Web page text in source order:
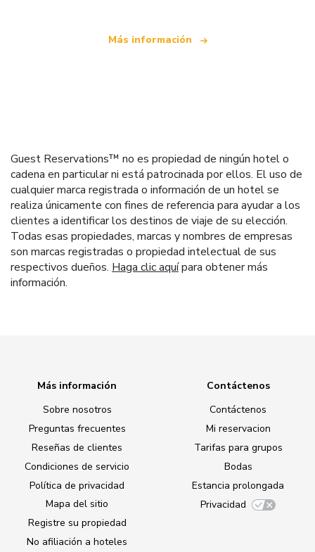
Más información
Guest Reservations™ no es propiedad de ningún hotel o
cadena en particular ni está patrocinada por ellos. El uso de
cualquier marca registrada o información de un hotel se
realiza únicamente con fines de referencia para ayudar a los
clientes a identificar los destinos de viaje de su elección.
Todas esas propiedades, marcas y nombres de empresas
son marcas registradas o propiedad intelectual de sus
respectivos dueños. Haga clic aquípara obtener más
información.
Más información
Sobre nosotros
Preguntas frecuentes
Reseñas de clientes
Condiciones de servicio
Política de privacidad
Mapa del sitio
Registre su propiedad
No afiliación a hoteles
Contáctenos
Contáctenos
Mi reservacion
Tarifas para grupos
Bodas
Estancia prolongada
Privacidad